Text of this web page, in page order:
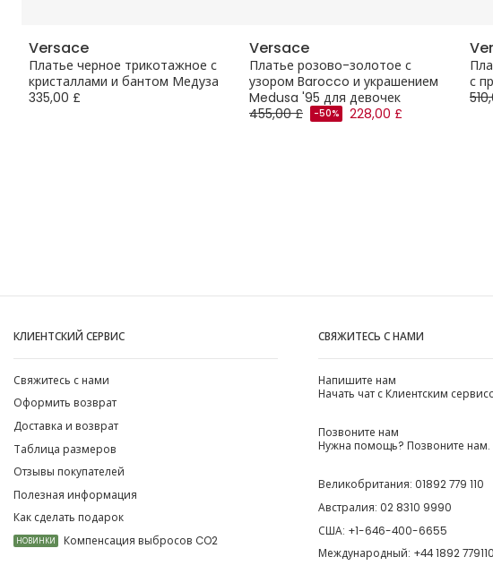
Versace
Платье черное трикотажное с
кристаллами и бантом Медуза
335,00 £
Versace
Платье розово-золотое с
узором Barocco и украшением
Medusa '95 для девочек
455,00 £
-50% 228,00 £
с
КЛИЕНТСКИЙ СЕРВИС
Свяжитесь с нами
Оформить возврат
Доставка и возврат
Таблица размеров
Отзывы покупателей
Полезная информация
Как сделать подарок
НОВИНКИ Компенсация выбросов CO2
СВЯЖИТЕСЬ С НАМИ
Напишите нам
Начать чат с Клиентским
Позвоните нам
Нужна помощь? Позвоните нам.
Великобритания: 01892 779 110
Австралия: 02 8310 9990
США: +1-646-400-6655
Международный: +44 1892 779110